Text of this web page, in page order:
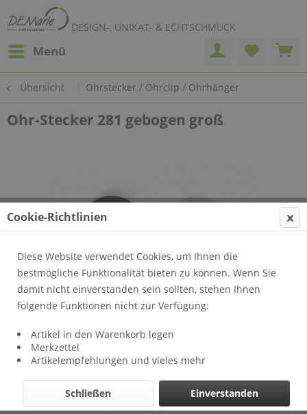
DESIGN-, UNIKAT- & ECHTSCHMUCK
Menü
Übersicht Ohrstecker / Ohrclip / Ohrhänger
Ohr-Stecker 281 gebogen groß
Farbe OTRACOSA
Cookie-Richtlinien
Diese Website verwendet Cookies, um Ihnen die
bestmögliche Funktionalität bieten zu können. Wenn Sie
damit nicht einverstanden sein sollten, stehen Ihnen
folgende Funktionen nicht zur Verfügung:
Artikel in den Warenkorb legen
Merkzettel
Artikelempfehlungen und vieles mehr
Einverstanden
Schließen